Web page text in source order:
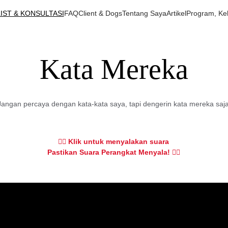
& KONSULTASIFAQClient & DogsTentang SayaArtikelProgram,
Kata Mereka
percaya dengan kata-kata saya, tapi dengerin kata mereka saja.
👇🏻 Klik untuk menyalakan suara
Pastikan Suara Perangkat Menyala! 👇🏻